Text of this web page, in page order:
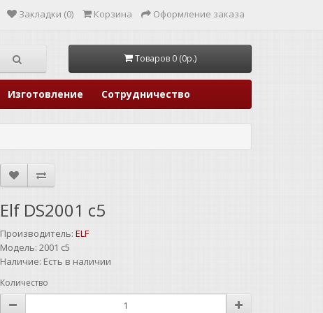
Закладки (0) Корзина Оформление заказа
Товаров 0 (0р.)
Изготовление Сотрудничество
Elf DS2001 c5
Производитель: ELF
Модель: 2001 c5
Наличие: Есть в наличии
Количество